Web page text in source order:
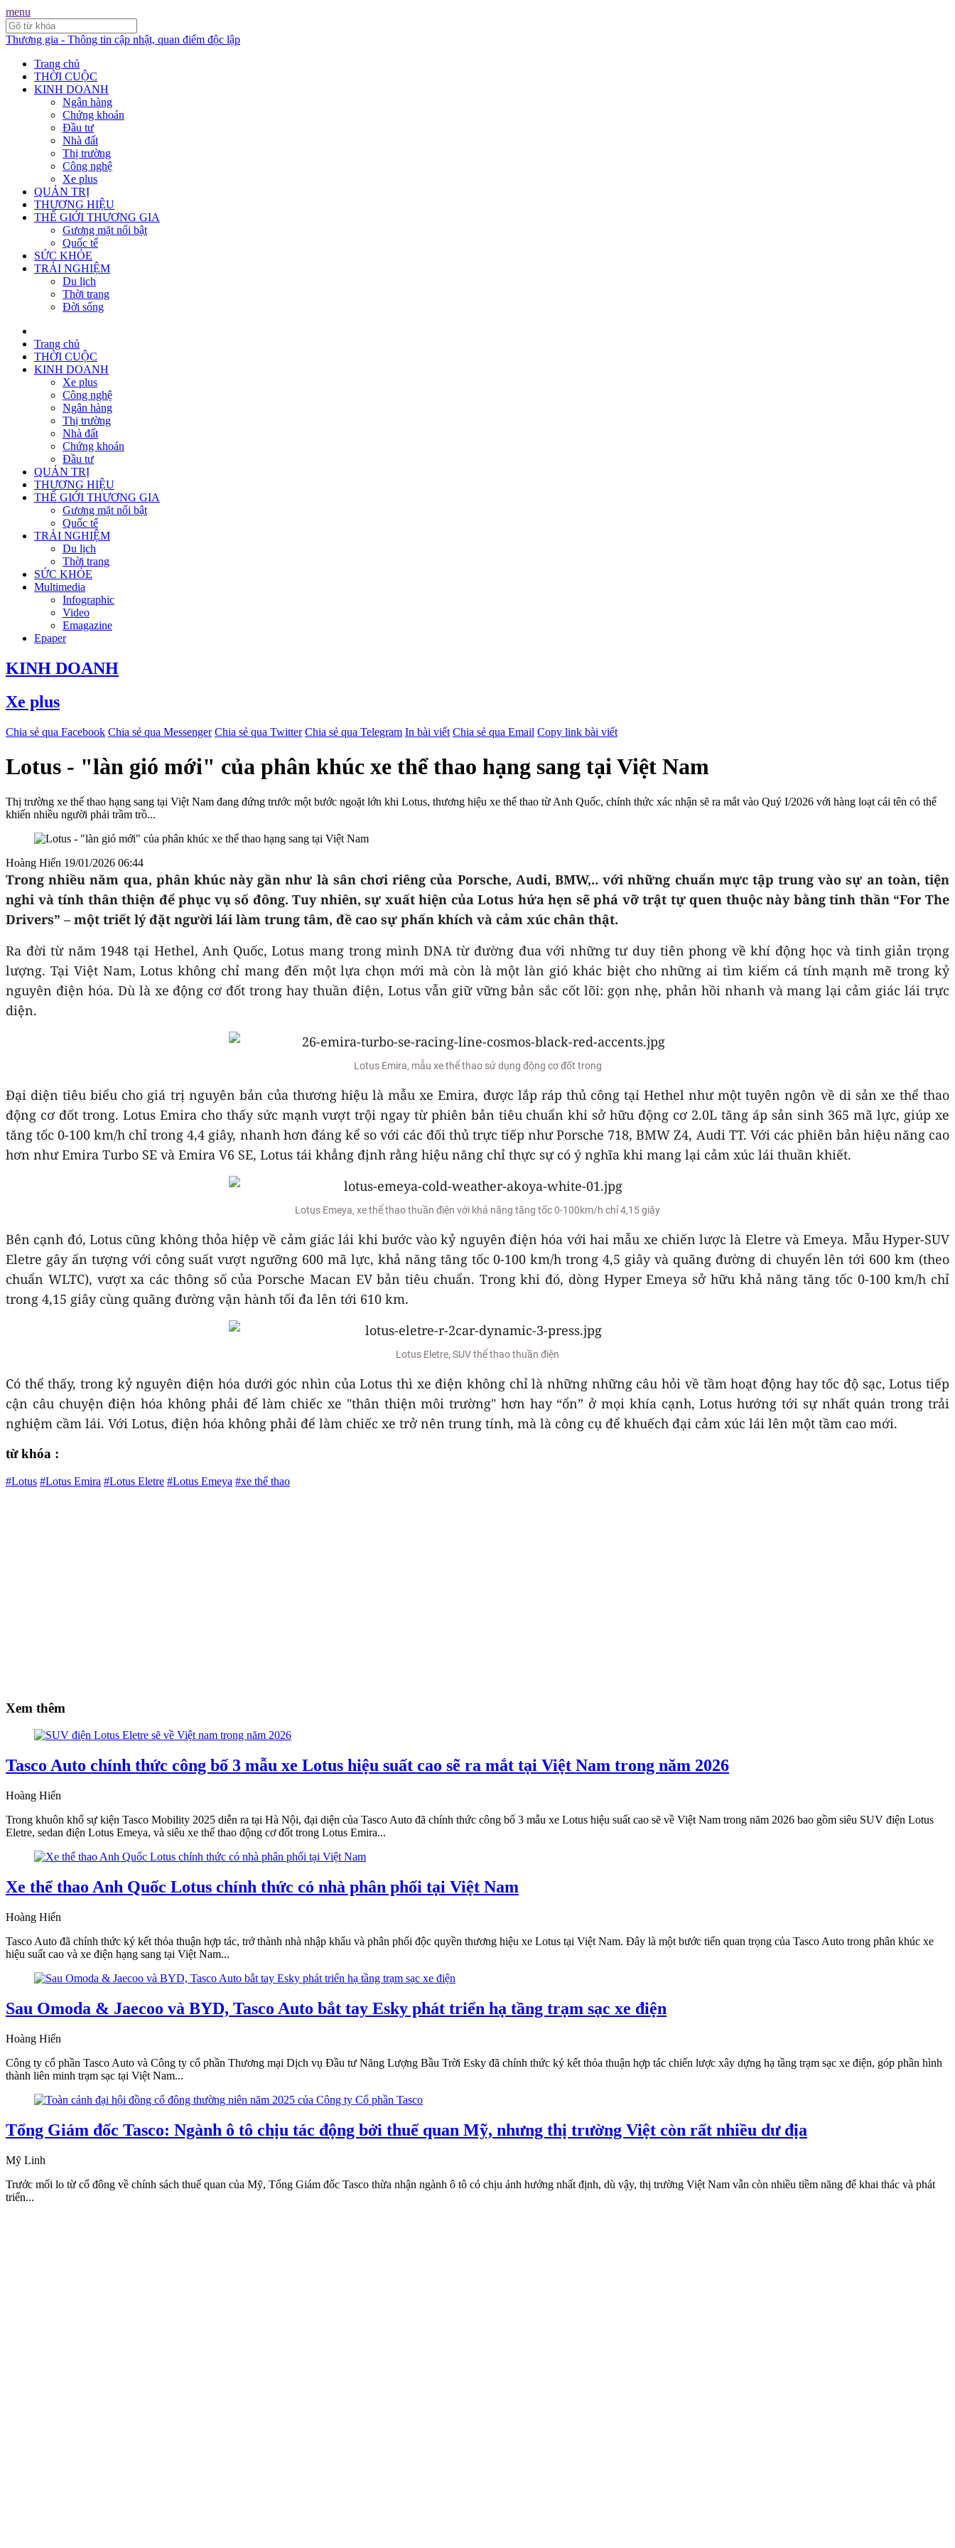
menu
Thương gia - Thông tin cập nhật, quan điểm độc lập
Trang chủ
THỜI CUỘC
KINH DOANH
Ngân hàng
Chứng khoán
Đầu tư
Nhà đất
Thị trường
Công nghệ
Xe plus
QUẢN TRỊ
THƯƠNG HIỆU
THẾ GIỚI THƯƠNG GIA
Gương mặt nổi bật
Quốc tế
SỨC KHỎE
TRẢI NGHIỆM
Du lịch
Thời trang
Đời sống
Trang chủ
THỜI CUỘC
KINH DOANH
Xe plus
Công nghệ
Ngân hàng
Thị trường
Nhà đất
Chứng khoán
Đầu tư
QUẢN TRỊ
THƯƠNG HIỆU
THẾ GIỚI THƯƠNG GIA
Gương mặt nổi bật
Quốc tế
TRẢI NGHIỆM
Du lịch
Thời trang
SỨC KHỎE
Multimedia
Infographic
Video
Emagazine
Epaper
KINH DOANH
Xe plus
Chia sẻ qua Facebook Chia sẻ qua Messenger Chia sẻ qua Twitter Chia sẻ qua Telegram In bài viết Chia sẻ qua Email Copy link bài viết
Lotus - "làn gió mới" của phân khúc xe thể thao hạng sang tại Việt Nam
Thị trường xe thể thao hạng sang tại Việt Nam đang đứng trước một bước ngoặt lớn khi Lotus, thương hiệu xe thể thao từ Anh Quốc, chính thức xác nhận sẽ ra mắt vào Quý I/2026 với hàng loạt cái tên có thể
khiến nhiều người phải trầm trồ...
Hoàng Hiển 19/01/2026 06:44
Trong nhiều năm qua, phân khúc này gần như là sân chơi riêng của Porsche, Audi, BMW,.. với những chuẩn mực tập trung vào sự an toàn, tiện
nghi và tính thân thiện để phục vụ số đông. Tuy nhiên, sự xuất hiện của Lotus hứa hẹn sẽ phá vỡ trật tự quen thuộc này bằng tinh thần “For The
Drivers” – một triết lý đặt người lái làm trung tâm, đề cao sự phấn khích và cảm xúc chân thật.
Ra đời từ năm 1948 tại Hethel, Anh Quốc, Lotus mang trong mình DNA từ đường đua với những tư duy tiên phong về khí động học và tinh giản trọng
lượng. Tại Việt Nam, Lotus không chỉ mang đến một lựa chọn mới mà còn là một làn gió khác biệt cho những ai tìm kiếm cá tính mạnh mẽ trong kỷ
nguyên điện hóa. Dù là xe động cơ đốt trong hay thuần điện, Lotus vẫn giữ vững bản sắc cốt lõi: gọn nhẹ, phản hồi nhanh và mang lại cảm giác lái trực
diện.
Lotus Emira, mẫu xe thể thao sử dụng động cơ đốt trong
Đại diện tiêu biểu cho giá trị nguyên bản của thương hiệu là mẫu xe Emira, được lắp ráp thủ công tại Hethel như một tuyên ngôn về di sản xe thể thao
động cơ đốt trong. Lotus Emira cho thấy sức mạnh vượt trội ngay từ phiên bản tiêu chuẩn khi sở hữu động cơ 2.0L tăng áp sản sinh 365 mã lực, giúp xe
tăng tốc 0-100 km/h chỉ trong 4,4 giây, nhanh hơn đáng kể so với các đối thủ trực tiếp như Porsche 718, BMW Z4, Audi TT. Với các phiên bản hiệu năng cao
hơn như Emira Turbo SE và Emira V6 SE, Lotus tái khẳng định rằng hiệu năng chỉ thực sự có ý nghĩa khi mang lại cảm xúc lái thuần khiết.
Lotus Emeya, xe thể thao thuần điện với khả năng tăng tốc 0-100km/h chỉ 4,15 giây
Bên cạnh đó, Lotus cũng không thỏa hiệp về cảm giác lái khi bước vào kỷ nguyên điện hóa với hai mẫu xe chiến lược là Eletre và Emeya. Mẫu Hyper-SUV
Eletre gây ấn tượng với công suất vượt ngưỡng 600 mã lực, khả năng tăng tốc 0-100 km/h trong 4,5 giây và quãng đường di chuyển lên tới 600 km (theo
chuẩn WLTC), vượt xa các thông số của Porsche Macan EV bản tiêu chuẩn. Trong khi đó, dòng Hyper Emeya sở hữu khả năng tăng tốc 0-100 km/h chỉ
trong 4,15 giây cùng quãng đường vận hành tối đa lên tới 610 km.
Lotus Eletre, SUV thể thao thuần điện
Có thể thấy, trong kỷ nguyên điện hóa dưới góc nhìn của Lotus thì xe điện không chỉ là những những câu hỏi về tầm hoạt động hay tốc độ sạc, Lotus tiếp
cận câu chuyện điện hóa không phải để làm chiếc xe "thân thiện môi trường" hơn hay “ổn” ở mọi khía cạnh, Lotus hướng tới sự nhất quán trong trải
nghiệm cầm lái. Với Lotus, điện hóa không phải để làm chiếc xe trở nên trung tính, mà là công cụ để khuếch đại cảm xúc lái lên một tầm cao mới.
từ khóa :
#Lotus #Lotus Emira #Lotus Eletre #Lotus Emeya #xe thể thao
Xem thêm
Tasco Auto chính thức công bố 3 mẫu xe Lotus hiệu suất cao sẽ ra mắt tại Việt Nam trong năm 2026
Hoàng Hiển
Trong khuôn khổ sự kiện Tasco Mobility 2025 diễn ra tại Hà Nội, đại diện của Tasco Auto đã chính thức công bố 3 mẫu xe Lotus hiệu suất cao sẽ về Việt Nam trong năm 2026 bao gồm siêu SUV điện Lotus
Eletre, sedan điện Lotus Emeya, và siêu xe thể thao động cơ đốt trong Lotus Emira...
Xe thể thao Anh Quốc Lotus chính thức có nhà phân phối tại Việt Nam
Hoàng Hiển
Tasco Auto đã chính thức ký kết thỏa thuận hợp tác, trở thành nhà nhập khẩu và phân phối độc quyền thương hiệu xe Lotus tại Việt Nam. Đây là một bước tiến quan trọng của Tasco Auto trong phân khúc xe
hiệu suất cao và xe điện hạng sang tại Việt Nam...
Sau Omoda & Jaecoo và BYD, Tasco Auto bắt tay Esky phát triển hạ tầng trạm sạc xe điện
Hoàng Hiển
Công ty cổ phần Tasco Auto và Công ty cổ phần Thương mại Dịch vụ Đầu tư Năng Lượng Bầu Trời Esky đã chính thức ký kết thỏa thuận hợp tác chiến lược xây dựng hạ tầng trạm sạc xe điện, góp phần hình
thành liên minh trạm sạc tại Việt Nam...
Tổng Giám đốc Tasco: Ngành ô tô chịu tác động bởi thuế quan Mỹ, nhưng thị trường Việt còn rất nhiều dư địa
Mỹ Linh
Trước mối lo từ cổ đông về chính sách thuế quan của Mỹ, Tổng Giám đốc Tasco thừa nhận ngành ô tô có chịu ảnh hưởng nhất định, dù vậy, thị trường Việt Nam vẫn còn nhiều tiềm năng để khai thác và phát
triển...